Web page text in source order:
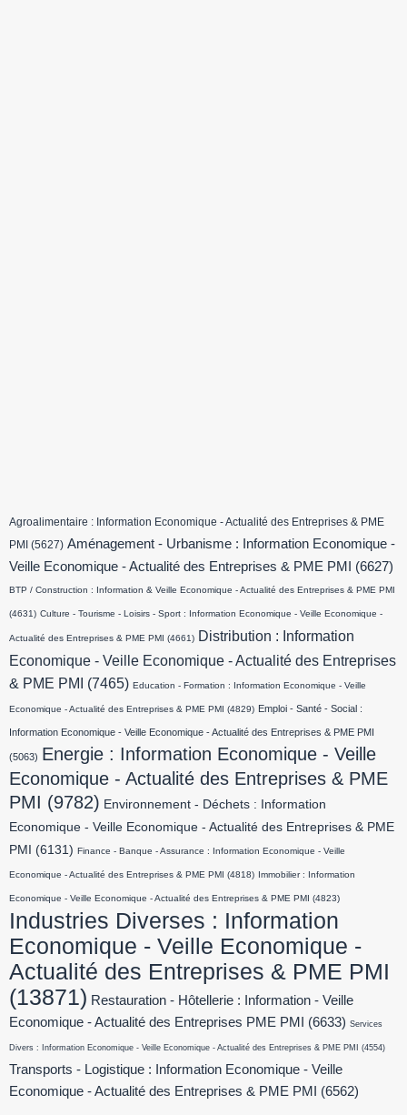
Agroalimentaire : Information Economique - Actualité des Entreprises & PME
PMI (5627) Aménagement - Urbanisme : Information Economique -
Veille Economique - Actualité des Entreprises & PME PMI
(6627)
BTP / Construction : Information & Veille Economique - Actualité des Entreprises & PME PMI
(4631) Culture - Tourisme - Loisirs - Sport : Information Economique - Veille Economique -
Actualité des Entreprises & PME PMI (4661) Distribution : Information
Economique - Veille Economique - Actualité des Entreprises
& PME PMI
(7465) Education - Formation : Information Economique - Veille
Economique - Actualité des Entreprises & PME PMI (4829) Emploi - Santé - Social :
Information Economique - Veille Economique - Actualité des Entreprises & PME PMI
(5063) Energie : Information Economique - Veille
Economique - Actualité des Entreprises & PME
PMI (9782) Environnement - Déchets : Information
Economique - Veille Economique - Actualité des Entreprises & PME
PMI
(6131) Finance - Banque - Assurance : Information Economique - Veille
Economique - Actualité des Entreprises & PME PMI (4818) Immobilier : Information
Economique - Veille Economique - Actualité des Entreprises & PME PMI (4823)
Industries Diverses : Information
Economique - Veille Economique -
Actualité des Entreprises & PME PMI
(13871) Restauration - Hôtellerie : Information - Veille
Economique - Actualité des Entreprises PME PMI
(6633) Services
Divers : Information Economique - Veille Economique - Actualité des Entreprises & PME PMI (4554)
Transports - Logistique : Information Economique - Veille
Economique - Actualité des Entreprises & PME PMI
(6562)